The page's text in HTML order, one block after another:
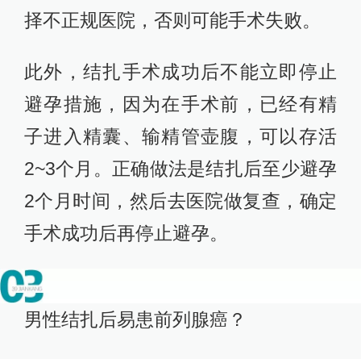
择不正规医院，否则可能手术失败。
此外，结扎手术成功后不能立即停止
避孕措施，因为在手术前，已经有精
子进入精囊、输精管壶腹，可以存活
2~3个月。正确做法是结扎后至少避孕
2个月时间，然后去医院做复查，确定
手术成功后再停止避孕。
男性结扎后易患前列腺癌？